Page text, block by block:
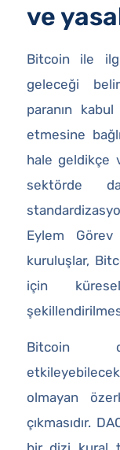
ve
Bitcoin ile
geleceği
paranın
etmesine
hale geldikçe
sektörde
Eylem
kuruluşlar,
için
Bitcoin
olmayan
çıkmasıdır.